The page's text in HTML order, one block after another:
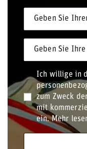
Geben Sie
Geben Sie
Ich willige in
zum Zweck
mit
ein. Mehr